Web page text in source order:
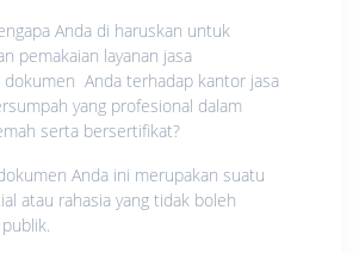
Anda di haruskan untuk
pemakaian layanan jasa
dokumen Anda terhadap kantor jasa
yang profesional dalam
serta bersertifikat?
Anda ini merupakan suatu
atau rahasia yang tidak boleh